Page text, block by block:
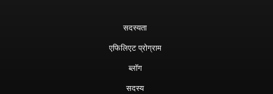
सदस्यता
एफिलिएट प्रोग्राम
ब्लॉग
सदस्य